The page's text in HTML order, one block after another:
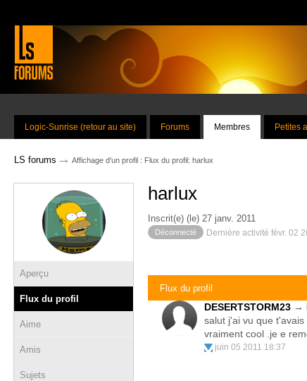
Logic-Sunrise (retour au site) Forums Membres Petites
LS forums → Affichage d'un profil : Flux du profil: harlux
Aperçu
Flux du profil
Aime
Amis
Sujets
harlux
Inscrit(e) (le) 27 janv. 2011
Déconnecté Dernière activité févr. 02
Flux du profil
DESERTSTORM23 →
salut j'ai vu que
vraiment cool .je e
juin 05 2011 18:37